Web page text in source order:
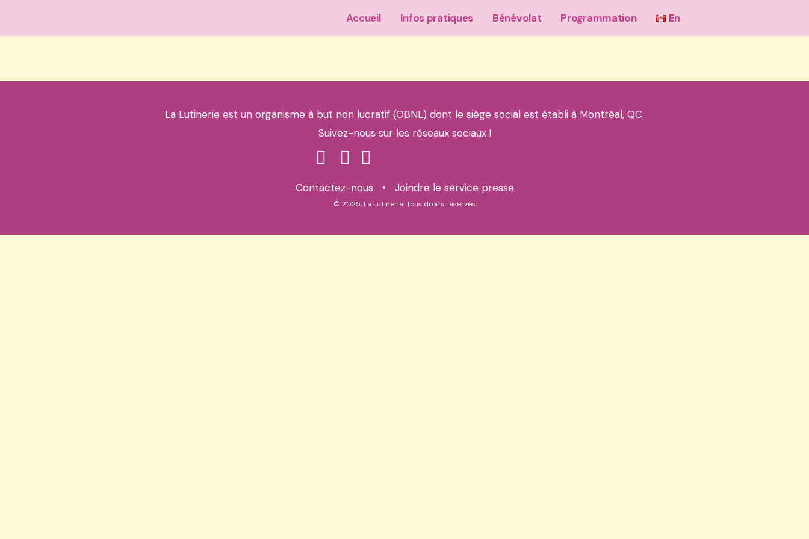
Accueil Infos pratiques Bénévolat Programmation En
La Lutinerie est un organisme à but non lucratif (OBNL) dont le siège social est établi à Montréal, QC.
Suivez-nous sur les réseaux sociaux !
Contactez-nous • Joindre le service presse
© 2025, La Lutinerie. Tous droits réservés